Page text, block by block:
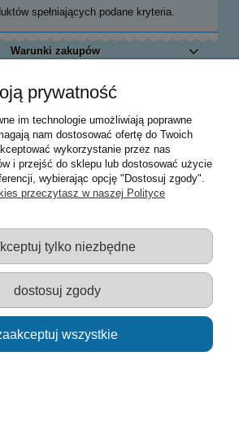
spełniających podane kryteria.
Warunki zakupów
Moje konto
Informacje o sklepie
Łódź :: Hurownia zabawek :: Zabawki
artystyczne :: Zabawki :: samochody Welly
dla dzieci :: Lalki :: Klocki :: Artykuły
szkolne ::
pełną wersję strony
prywatność
im technologie umożliwiają poprawne
nam dostosować ofertę do Twoich
wykorzystanie przez nas
i przejść do sklepu lub dostosować użycie
wybierając opcję "Dostosuj zgody".
przeczytasz w naszej Polityce
tylko niezbędne
dostosuj zgody
wszystkie